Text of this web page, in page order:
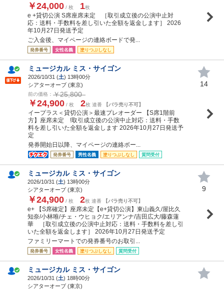
￥24,000 / 枚 1枚
e +貸切公演 S席座席未定 ［取引成立後の公演中止対
応：送料・手数料を差し引いた全額を返金します］ 2026
年10月27日発送予定
ご入金後、マイページの連絡ボードで発...
発券番号 女性名義 塗りつぶしなし
ミュージカル ミス・サイゴン
2026/10/31 (土) 13時00分
シアターオーブ (東京)
前の価格： ￥25,800
￥24,900 / 枚 2枚 連番 【バラ売り不可】
イープラス＜貸切公演＞最速プレオーダー 【S席1階前
方】座席未定 !取引成立後の公演中止対応：送料・手数
料を差し引いた全額を返金します 2026年10月27日発送予
定
発券開始日以降、マイページの連絡ボー...
発券番号 男性名義 塗りつぶしなし 質問受付
14
ミュージカル ミス・サイゴン
2026/10/31 (土) 13時00分
シアターオーブ (東京)
￥24,900 / 枚 2枚 連番 【バラ売り不可】
e+ 【S席確定】座席未定【e+貸切公演】東山義久/屋比久
知奈/小林唯/チェ・ウヒョク/エリアンナ/吉田広大/藤森蓮
華 ［取引成立後の公演中止対応：送料・手数料を差し引
いた全額を返金します］ 2026年10月27日発送予定
ファミリーマートでの発券番号のお取引...
発券番号 女性名義 塗りつぶしなし 質問受付
9
ミュージカル ミス・サイゴン
2026/10/31 (土) 18時00分
シアターオーブ (東京)